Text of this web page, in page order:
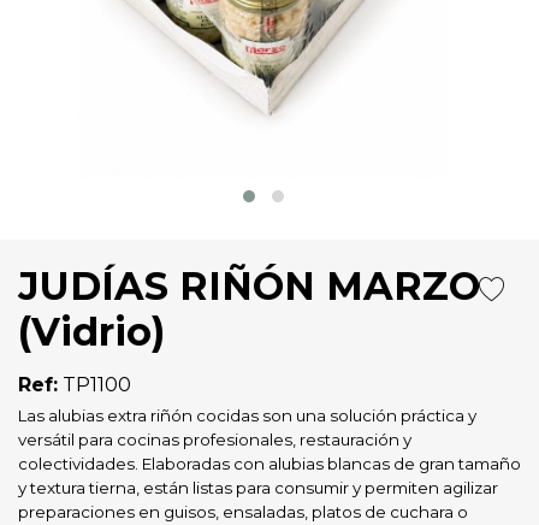
JUDÍAS RIÑÓN MARZO
(Vidrio)
Ref: TP1100
Las alubias extra riñón cocidas son una solución práctica y
versátil para cocinas profesionales, restauración y
colectividades. Elaboradas con alubias blancas de gran tamaño
y textura tierna, están listas para consumir y permiten agilizar
preparaciones en guisos, ensaladas, platos de cuchara o